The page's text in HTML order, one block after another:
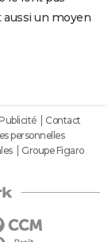
aussi un moyen
Publicité
Contact
personnelles
Groupe Figaro